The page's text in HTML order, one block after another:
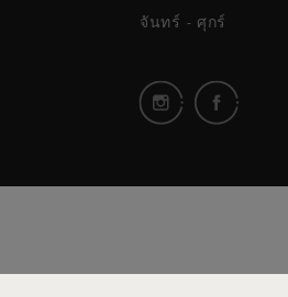
จันทร์ - ศุกร์